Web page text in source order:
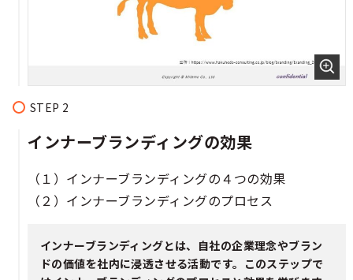
インナーブランディングの効果​​​​​​​
（１）インナーブランディングの４つの効果​​
（２）インナーブランディングのプロセス​​​
インナーブランディングとは、自社の企業理念やブラン
ドの価値を社内に浸透させる活動です。このステップで